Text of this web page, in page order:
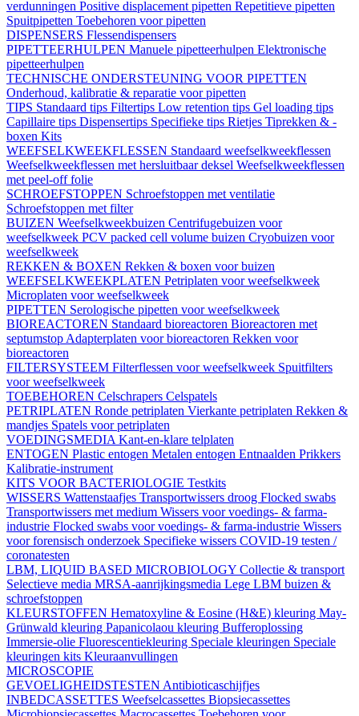
verdunningen Positive displacement pipetten Repetitieve pipetten
Spuitpipetten Toebehoren voor pipetten
DISPENSERS Flessendispensers
PIPETTEERHULPEN Manuele pipetteerhulpen Elektronische
pipetteerhulpen
TECHNISCHE ONDERSTEUNING VOOR PIPETTEN
Onderhoud, kalibratie & reparatie voor pipetten
TIPS Standaard tips Filtertips Low retention tips Gel loading tips
Capillaire tips Dispensertips Specifieke tips Rietjes Tiprekken & -
boxen Kits
WEEFSELKWEEKFLESSEN Standaard weefselkweekflessen
Weefselkweekflessen met hersluitbaar deksel Weefselkweekflessen
met peel-off folie
SCHROEFSTOPPEN Schroefstoppen met ventilatie
Schroefstoppen met filter
BUIZEN Weefselkweekbuizen Centrifugebuizen voor
weefselkweek PCV packed cell volume buizen Cryobuizen voor
weefselkweek
REKKEN & BOXEN Rekken & boxen voor buizen
WEEFSELKWEEKPLATEN Petriplaten voor weefselkweek
Microplaten voor weefselkweek
PIPETTEN Serologische pipetten voor weefselkweek
BIOREACTOREN Standaard bioreactoren Bioreactoren met
septumstop Adapterplaten voor bioreactoren Rekken voor
bioreactoren
FILTERSYSTEEM Filterflessen voor weefselkweek Spuitfilters
voor weefselkweek
TOEBEHOREN Celschrapers Celspatels
PETRIPLATEN Ronde petriplaten Vierkante petriplaten Rekken &
mandjes Spatels voor petriplaten
VOEDINGSMEDIA Kant-en-klare telplaten
ENTOGEN Plastic entogen Metalen entogen Entnaalden Prikkers
Kalibratie-instrument
KITS VOOR BACTERIOLOGIE Testkits
WISSERS Wattenstaafjes Transportwissers droog Flocked swabs
Transportwissers met medium Wissers voor voedings- & farma-
industrie Flocked swabs voor voedings- & farma-industrie Wissers
voor forensisch onderzoek Specifieke wissers COVID-19 testen /
coronatesten
LBM, LIQUID BASED MICROBIOLOGY Collectie & transport
Selectieve media MRSA-aanrijkingsmedia Lege LBM buizen &
schroefstoppen
KLEURSTOFFEN Hematoxyline & Eosine (H&E) kleuring May-
Grünwald kleuring Papanicolaou kleuring Bufferoplossing
Immersie-olie Fluorescentiekleuring Speciale kleuringen Speciale
kleuringen kits Kleuraanvullingen
MICROSCOPIE
GEVOELIGHEIDSTESTEN Antibioticaschijfjes
INBEDCASSETTES Weefselcassettes Biopsiecassettes